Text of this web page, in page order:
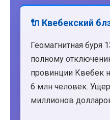
🔌 Квебекский
Геомагнитная буря
полному
провинции Квебек
6 млн человек.
миллионов